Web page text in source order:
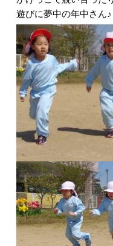
遊びに夢中の年中さん♪